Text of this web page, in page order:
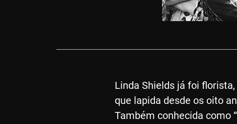
Linda Shields já foi
que lapida desde os oito
Também conhecida como